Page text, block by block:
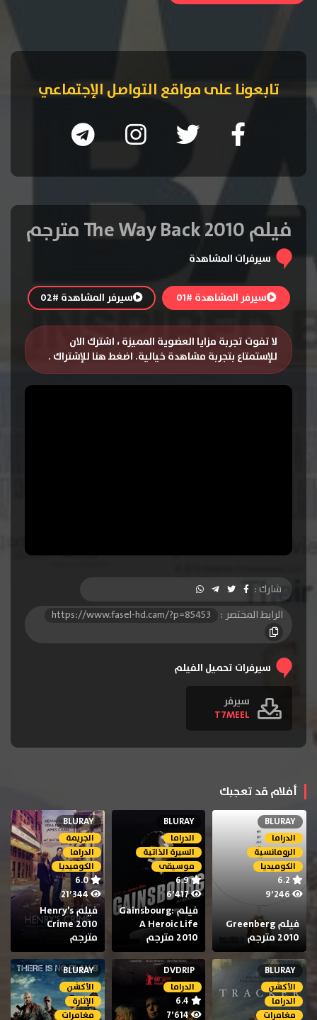
تابعونا على مواقع التواصل الإجتماعي
فيلم The Way Back 2010 مترجم
سيرفرات المشاهدة
سيرفر المشاهدة #01 سيرفر المشاهدة #02
لا تفوت تجربة مزايا العضوية المميزة ، اشترك الان
للإستمتاع بتجربة مشاهدة خيالية. اضغط هنا للإشتراك .
شارك :
الرابط المختصر :
https://www.fasel-hd.cam/?p=85453
سيرفرات تحميل الفيلم
سيرفر
T7MEEL
أفلام قد تعجبك
BLURAY
الدراما
الرومانسية
الكوميديا
فيلم Greenberg
2010 مترجم
BLURAY
الدراما
السيرة الذاتية
موسيقى
6.9
6٬417
فيلم Gainsbourg:
A Heroic Life
2010 مترجم
BLURAY
الجريمة
الدراما
الكوميديا
6.0
21٬344
فيلم Henry’s
Crime 2010
مترجم
BLURAY
الأكشن
الدراما
مغامرات
DVDRIP
الدراما
6.4
7٬614
BLURAY
الأكشن
الإثارة
مغامرات